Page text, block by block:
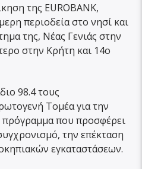
της EUROBANK,
περιοδεία στο νησί και
της, Νέας Γενιάς στην
στην Κρήτη και 14ο
98.4 τους
Τομέα για την
πρόγραμμα που προσφέρει
την επέκταση
εγκαταστάσεων.